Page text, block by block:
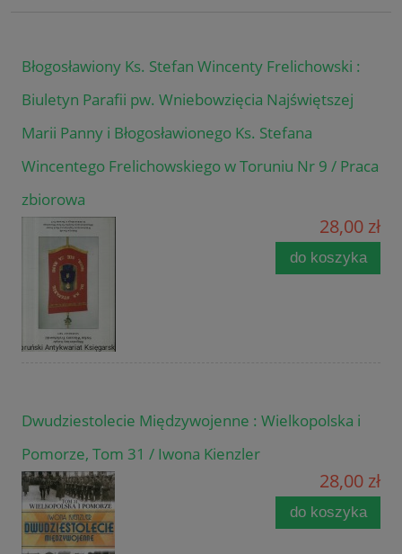
Błogosławiony Ks. Stefan Wincenty Frelichowski :
Biuletyn Parafii pw. Wniebowzięcia Najświętszej
Marii Panny i Błogosławionego Ks. Stefana
Wincentego Frelichowskiego w Toruniu Nr 9 / Praca
zbiorowa
28,00 zł
do koszyka
Dwudziestolecie Międzywojenne : Wielkopolska i
Pomorze, Tom 31 / Iwona Kienzler
28,00 zł
do koszyka